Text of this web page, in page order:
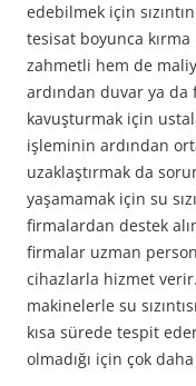
edebilmek için
tesisat boyunca
zahmetli hem de
ardından duvar ya da
kavuşturmak için
işleminin ardından
uzaklaştırmak da
yaşamamak için su
firmalardan destek
firmalar uzman
cihazlarla hizmet
makinelerle su
kısa sürede tespit
olmadığı için çok